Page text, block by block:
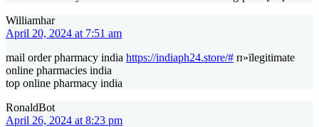
Williamhar
April 20, 2024 at 7:51 am
mail order pharmacy india https://indiaph24.store/# п»їlegitimate
online pharmacies india
top online pharmacy india
RonaldBot
April 26, 2024 at 8:23 pm